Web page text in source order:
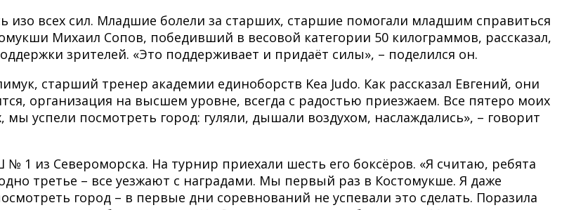
изо всех сил. Младшие болели за старших, старшие помогали младшим справиться
Михаил Сопов, победивший в весовой категории 50 килограммов, рассказал,
зрителей. «Это поддерживает и придаёт силы», – поделился он.
старший тренер академии единоборств Kea Judo. Как рассказал Евгений, они
организация на высшем уровне, всегда с радостью приезжаем. Все пятеро моих
успели посмотреть город: гуляли, дышали воздухом, наслаждались», – говорит
1 из Североморска. На турнир приехали шесть его боксёров. «Я считаю, ребята
третье – все уезжают с наградами. Мы первый раз в Костомукше. Я даже
город – в первые дни соревнований не успевали это сделать. Поразила